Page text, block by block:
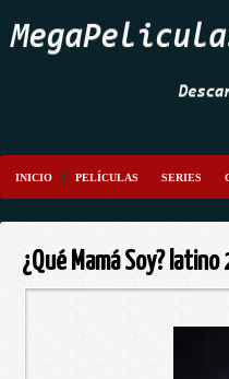
INICIO PELÍCULAS SERIES
¿Qué Mamá Soy?